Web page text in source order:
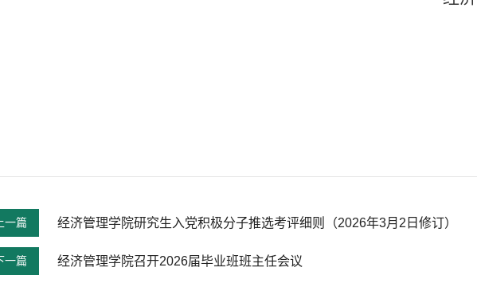
一篇 经济管理学院研究生入党积极分子推选考评细则（2026年3月2日修订）
一篇 经济管理学院召开2026届毕业班班主任会议